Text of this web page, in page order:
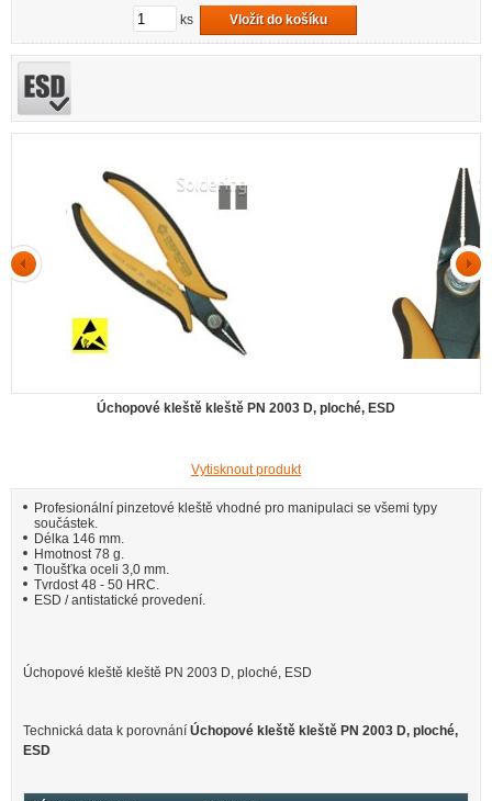
ks Vložit do košíku
Úchopové kleště kleště PN 2003 D, ploché, ESD
Vytisknout produkt
Profesionální pinzetové kleště vhodné pro manipulaci se všemi typy
součástek.
Délka 146 mm.
Hmotnost 78 g.
Tloušťka oceli 3,0 mm.
Tvrdost 48 - 50 HRC.
ESD / antistatické provedení.
Úchopové kleště kleště PN 2003 D, ploché, ESD
Technická data k porovnání Úchopové kleště kleště PN 2003 D, ploché,
ESD